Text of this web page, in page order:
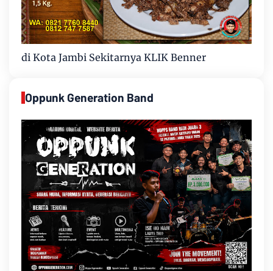
di Kota Jambi Sekitarnya KLIK Benner
Oppunk Generation Band